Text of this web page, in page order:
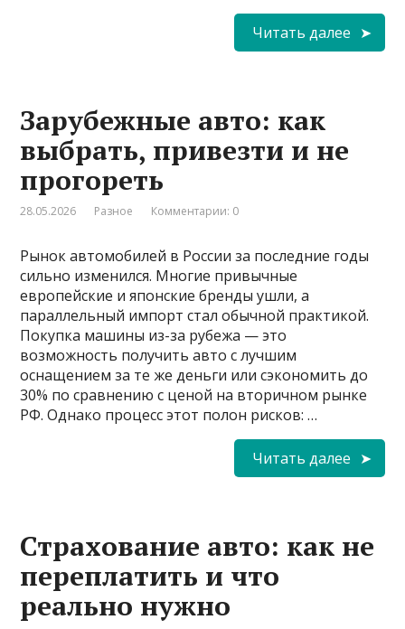
Читать далее
Зарубежные авто: как
выбрать, привезти и не
прогореть
28.05.2026 Разное Комментарии: 0
Рынок автомобилей в России за последние годы
сильно изменился. Многие привычные
европейские и японские бренды ушли, а
параллельный импорт стал обычной практикой.
Покупка машины из-за рубежа — это
возможность получить авто с лучшим
оснащением за те же деньги или сэкономить до
30% по сравнению с ценой на вторичном рынке
РФ. Однако процесс этот полон рисков: …
Читать далее
Страхование авто: как не
переплатить и что
реально нужно